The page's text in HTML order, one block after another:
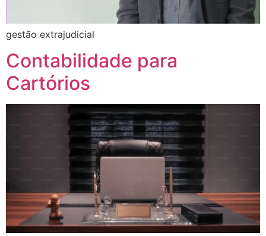
gestão extrajudicial
Contabilidade para
Cartórios